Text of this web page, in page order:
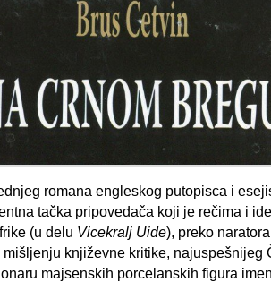
romana engleskog putopisca i
tačka pripovedača koji je rečima i
(u delu Vicekralj Uide), preko
mišljenju književne kritike, najuspešnijeg
majsenskih porcelanskih figura